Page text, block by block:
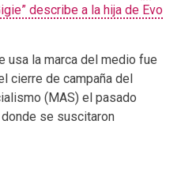
describe a la hija de Evo
usa la marca del medio fue
cierre de campaña del
(MAS) el pasado
se suscitaron